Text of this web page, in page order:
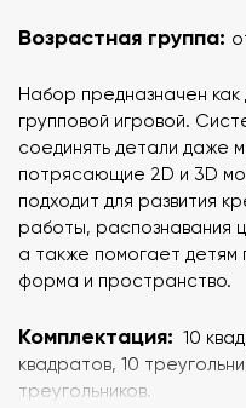
Возрастная группа:
Набор предназначен как
групповой игровой.
соединять детали даже
потрясающие 2D и 3D
подходит для развития
работы, распознавания
а также помогает детям
форма и пространство.
Комплектация: 10
квадратов, 10
треугольников.